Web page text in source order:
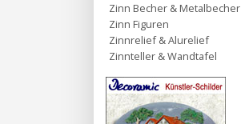
Zinn Becher & Metalbecher
Zinn Figuren
Zinnrelief & Alurelief
Zinnteller & Wandtafel